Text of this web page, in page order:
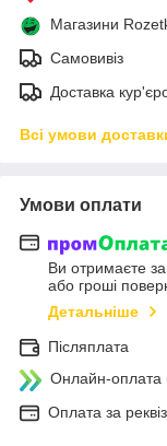
Магазини
Самовивіз
Доставка
Всі умови
Умови оплати
Ви отримаєте
або гроші
Детальніше
Післяплата
Онлайн-оплата
Оплата за